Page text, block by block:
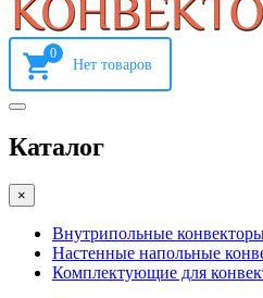
0
Каталог
×
Внутрипольные
Настенные напольные
Комплектующие для